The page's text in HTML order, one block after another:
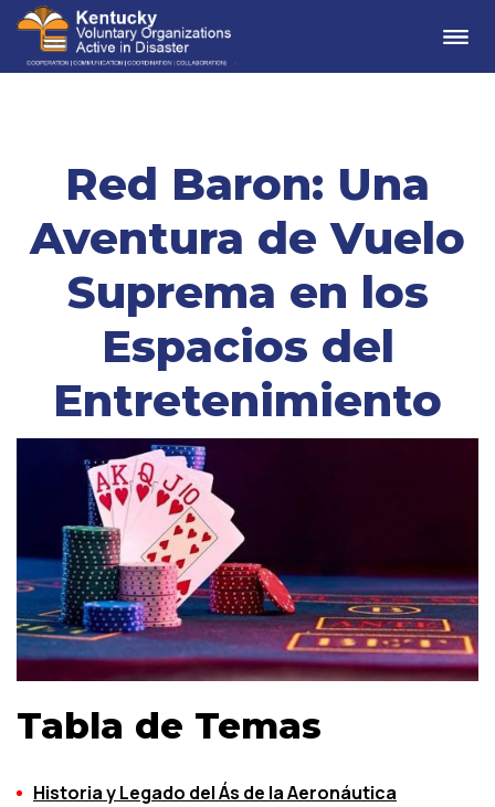
Red Baron: Una
Aventura de Vuelo
Suprema en los
Espacios del
Entretenimiento
Tabla de Temas
Historia y Legado del Ás de la Aeronáutica